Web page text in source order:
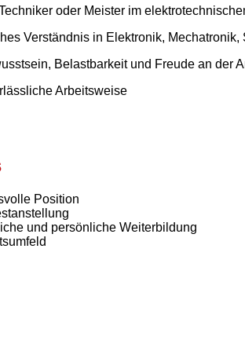
oder Meister im
Verständnis in Elektronik,
Belastbarkeit und Freude an der
Arbeitsweise
Position
und persönliche Weiterbildung